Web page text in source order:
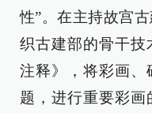
性”。在主持故宫
织古建部的骨干技
注释》，将彩画、
题，进行重要彩画